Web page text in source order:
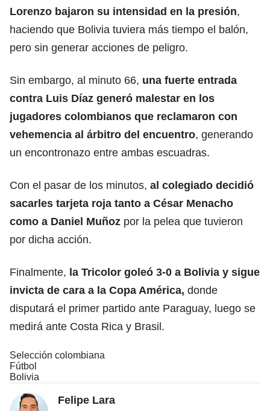
Lorenzo bajaron su intensidad en la presión,
haciendo que Bolivia tuviera más tiempo el balón,
pero sin generar acciones de peligro.
Sin embargo, al minuto 66, una fuerte entrada
contra Luis Díaz generó malestar en los
jugadores colombianos que reclamaron con
vehemencia al árbitro del encuentro, generando
un encontronazo entre ambas escuadras.
Con el pasar de los minutos, al colegiado decidió
sacarles tarjeta roja tanto a César Menacho
como a Daniel Muñoz por la pelea que tuvieron
por dicha acción.
Finalmente, la Tricolor goleó 3-0 a Bolivia y sigue
invicta de cara a la Copa América, donde
disputará el primer partido ante Paraguay, luego se
medirá ante Costa Rica y Brasil.
Selección colombiana
Fútbol
Bolivia
Felipe Lara